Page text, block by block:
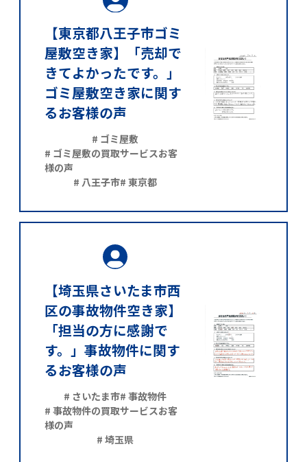
【東京都八王子市ゴミ
屋敷空き家】「売却で
きてよかったです。」
ゴミ屋敷空き家に関す
るお客様の声
# ゴミ屋敷
# ゴミ屋敷の買取サービスお客
様の声
# 八王子市# 東京都
【埼玉県さいたま市西
区の事故物件空き家】
「担当の方に感謝で
す。」事故物件に関す
るお客様の声
# さいたま市# 事故物件
# 事故物件の買取サービスお客
様の声
# 埼玉県